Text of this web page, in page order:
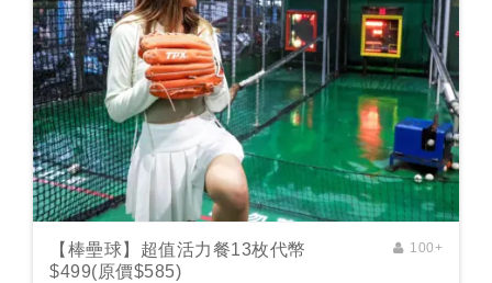
【棒壘球】超值活力餐13枚代幣
$499(原價$585)
100+